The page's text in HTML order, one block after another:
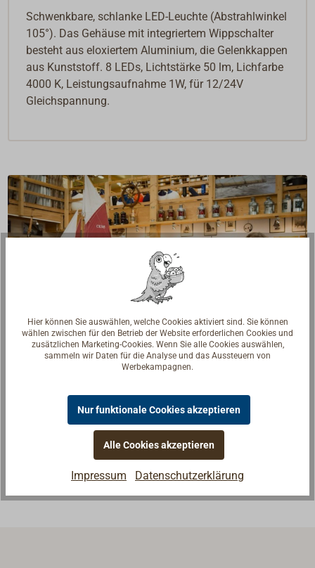
Schwenkbare, schlanke LED-Leuchte (Abstrahlwinkel
105°). Das Gehäuse mit integriertem Wippschalter
besteht aus eloxiertem Aluminium, die Gelenkkappen
aus Kunststoff. 8 LEDs, Lichtstärke 50 lm, Lichfarbe
4000 K, Leistungsaufnahme 1W, für 12/24V
Gleichspannung.
Reden Sie mit Handwerkern, Bootsbauern und
Seglerinnen. Wir verstehen Ihre Fragen und geben die
passende Antwort.
Hier können Sie auswählen, welche Cookies aktiviert sind. Sie können
wählen zwischen für den Betrieb der Website erforderlichen Cookies und
zusätzlichen Marketing-Cookies. Wenn Sie alle Cookies auswählen,
sammeln wir Daten für die Analyse und das Aussteuern von
Werbekampagnen.
Nur funktionale Cookies akzeptieren
Alle Cookies akzeptieren
Impressum Datenschutzerklärung